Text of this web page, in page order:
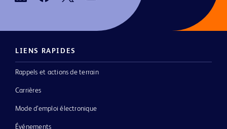
LIENS RAPIDES
Rappels et actions de terrain
Carrières
Mode d’emploi électronique
Événements